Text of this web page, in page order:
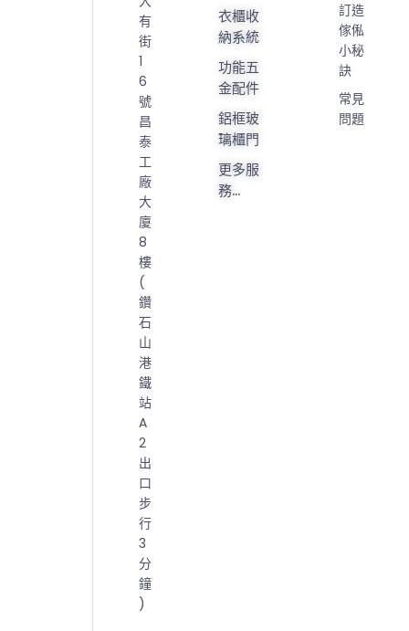
有
街
1
6
號
昌
泰
工
廠
大
廈
8
樓
(
鑽
石
山
港
鐵
站
A
2
出
口
步
行
3
分
鐘
)
衣櫃收
納系統
功能五
金配件
鋁框玻
璃櫃門
更多服
務...
訂造
傢俬
小秘
訣
常見
問題